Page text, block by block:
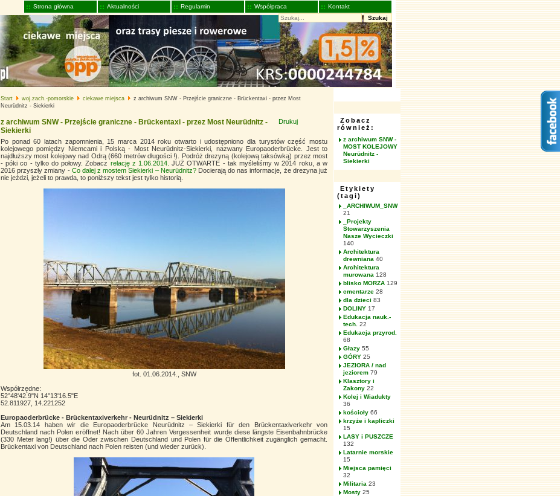
Strona główna Aktualności Regulamin Współpraca
Kontakt
Szukaj
Start woj.zach.-pomorskie ciekawe miejsca
z archiwum SNW - Przejście graniczne - Brückentaxi - przez Most
Neurüdnitz - Siekierki
z archiwum SNW - Przejście graniczne - Brückentaxi - przez Most Neurüdnitz -
Siekierki
Drukuj
Po ponad 60 latach zapomnienia, 15 marca 2014 roku otwarto i udostępniono dla turystów część mostu
kolejowego pomiędzy Niemcami i Polską - Most Neurüdnitz-Siekierki, nazwany Europaoderbrücke. Jest to
najdłuższy most kolejowy nad Odrą (660 metrów długości !). Podróż drezyną (kolejową taksówką) przez most
- póki co - tylko do połowy. Zobacz relację z 1.06.2014 JUŻ OTWARTE - tak myśleliśmy w 2014 roku, a w
2016 przyszły zmiany - Co dalej z mostem Siekierki – Neurüdnitz?Docierają do nas informacje, że drezyna już
nie jeździ, jeżeli to prawda, to poniższy tekst jest tylko historią.
fot. 01.06.2014., SNW
Współrzędne:
52°48'42.9"N 14°13'16.5"E
52.811927, 14.221252
Europaoderbrücke - Brückentaxiverkehr - Neurüdnitz – Siekierki
Am 15.03.14 haben wir die Europaoderbrücke Neurüdnitz – Siekierki für den Brückentaxiverkehr von
Deutschland nach Polen eröffnet! Nach über 60 Jahren Vergessenheit wurde diese längste Eisenbahnbrücke
(330 Meter lang!) über die Oder zwischen Deutschland und Polen für die Öffentlichkeit zugänglich gemacht.
Brückentaxi von Deutschland nach Polen reisten (und wieder zurück).
Zobacz
również:
z archiwum SNW -
MOST KOLEJOWY
Neurüdnitz -
Siekierki
Etykiety
(tagi)
_ARCHIWUM_SNW
21
_Projekty
Stowarzyszenia
Nasze Wycieczki
140
Architektura
drewniana 40
Architektura
murowana 128
blisko MORZA 129
cmentarze 28
dla dzieci 83
DOLINY 17
Edukacja nauk.-
tech. 22
Edukacja przyrod.
68
Głazy 55
GÓRY 25
JEZIORA / nad
jeziorem 79
Klasztory i
Zakony 22
Kolej i Wiadukty
36
kościoły 66
krzyże i kapliczki
15
LASY i PUSZCZE
132
Latarnie morskie
15
Miejsca pamięci
32
Militaria 23
Mosty 25